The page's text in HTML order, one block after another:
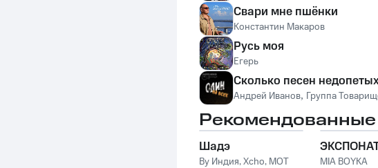
Свари мне пшёнки
Константин Макаров
Русь моя
Егерь
Сколько песен
Андрей Иванов, Группа
Шадэ
By Индия,Xcho, MOT MIA BOYKA